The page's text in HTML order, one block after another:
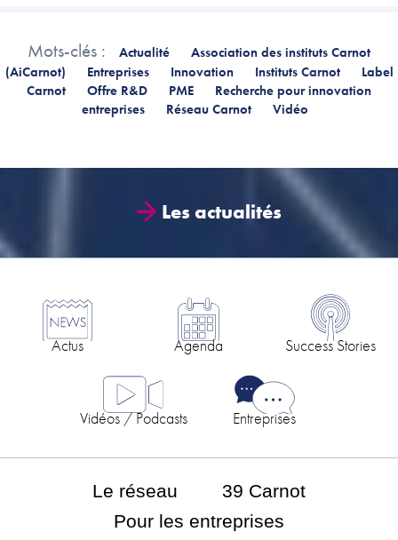
Mots-clés : Actualité
Association des instituts Carnot
(AiCarnot)
Entreprises Innovation Instituts Carnot
Label
Carnot
Offre R&D PME
Recherche pour innovation
entreprises
Réseau Carnot Vidéo
Les actualités
Actus Agenda Success Stories
Vidéos / Podcasts Entreprises
Le réseau
39 Carnot
Pour les entreprises